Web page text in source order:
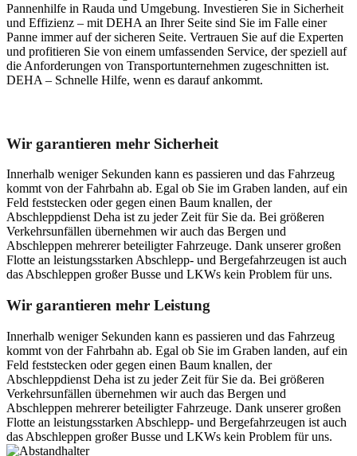
Pannenhilfe in Rauda und Umgebung. Investieren Sie in Sicherheit
und Effizienz – mit DEHA an Ihrer Seite sind Sie im Falle einer
Panne immer auf der sicheren Seite. Vertrauen Sie auf die Experten
und profitieren Sie von einem umfassenden Service, der speziell auf
die Anforderungen von Transportunternehmen zugeschnitten ist.
DEHA – Schnelle Hilfe, wenn es darauf ankommt.
Wir garantieren mehr Sicherheit
Innerhalb weniger Sekunden kann es passieren und das Fahrzeug
kommt von der Fahrbahn ab. Egal ob Sie im Graben landen, auf ein
Feld feststecken oder gegen einen Baum knallen, der
Abschleppdienst Deha ist zu jeder Zeit für Sie da. Bei größeren
Verkehrsunfällen übernehmen wir auch das Bergen und
Abschleppen mehrerer beteiligter Fahrzeuge. Dank unserer großen
Flotte an leistungsstarken Abschlepp- und Bergefahrzeugen ist auch
das Abschleppen großer Busse und LKWs kein Problem für uns.
Wir garantieren mehr Leistung
Innerhalb weniger Sekunden kann es passieren und das Fahrzeug
kommt von der Fahrbahn ab. Egal ob Sie im Graben landen, auf ein
Feld feststecken oder gegen einen Baum knallen, der
Abschleppdienst Deha ist zu jeder Zeit für Sie da. Bei größeren
Verkehrsunfällen übernehmen wir auch das Bergen und
Abschleppen mehrerer beteiligter Fahrzeuge. Dank unserer großen
Flotte an leistungsstarken Abschlepp- und Bergefahrzeugen ist auch
das Abschleppen großer Busse und LKWs kein Problem für uns.